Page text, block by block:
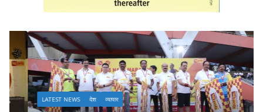
LATEST NEWS देश व्यापार